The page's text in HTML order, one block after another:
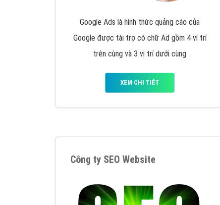
Google Ads là hình thức quảng cáo của
Google được tài trợ có chữ Ad gồm 4 ví trí
trên cùng và 3 vị trí dưới cùng
XEM CHI TIẾT
Công ty SEO Website